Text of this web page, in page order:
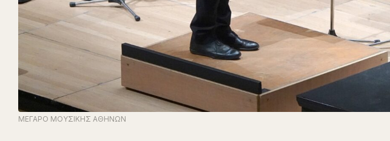
ΜΕΓΑΡΟ ΜΟΥΣΙΚΗΣ ΑΘΗΝΩΝ